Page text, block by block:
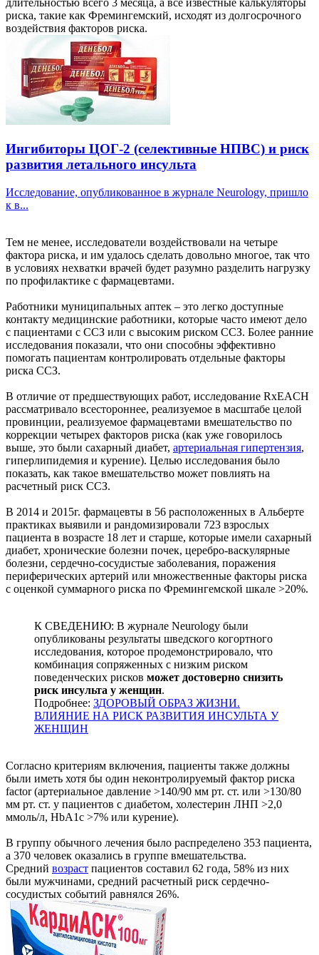
длительностью всего 3 месяца, а все известные калькуляторы
риска, такие как Фремингемский, исходят из долгосрочного
воздействия факторов риска.
Ингибиторы ЦОГ-2 (селективные НПВС) и риск
развития летального инсульта
Исследование, опубликованное в журнале Neurology, пришло
к в...
Тем не менее, исследователи воздействовали на четыре
фактора риска, и им удалось сделать довольно многое, так что
в условиях нехватки врачей будет разумно разделить нагрузку
по профилактике с фармацевтами.
Работники муниципальных аптек – это легко доступные
контакту медицинские работники, которые часто имеют дело
с пациентами с ССЗ или с высоким риском ССЗ. Более ранние
исследования показали, что они способны эффективно
помогать пациентам контролировать отдельные факторы
риска ССЗ.
В отличие от предшествующих работ, исследование RxEACH
рассматривало всестороннее, реализуемое в масштабе целой
провинции, реализуемое фармацевтами вмешательство по
коррекции четырех факторов риска (как уже говорилось
выше, это были сахарный диабет, артериальная гипертензия,
гиперлипидемия и курение). Целью исследования было
показать, как такое вмешательство может повлиять на
расчетный риск ССЗ.
В 2014 и 2015г. фармацевты в 56 расположенных в Альберте
практиках выявили и рандомизировали 723 взрослых
пациента в возрасте 18 лет и старше, которые имели сахарный
диабет, хронические болезни почек, церебро-васкулярные
болезни, сердечно-сосудистые заболевания, поражения
периферических артерий или множественные факторы риска
с оценкой суммарного риска по Фремингемской шкале >20%.
К СВЕДЕНИЮ: В журнале Neurology были
опубликованы результаты шведского когортного
исследования, которое продемонстрировало, что
комбинация сопряженных с низким риском
поведенческих рисков может достоверно снизить
риск инсульта у женщин.
Подробнее: ЗДОРОВЫЙ ОБРАЗ ЖИЗНИ.
ВЛИЯНИЕ НА РИСК РАЗВИТИЯ ИНСУЛЬТА У
ЖЕНЩИН
Согласно критериям включения, пациенты также должны
были иметь хотя бы один неконтролируемый фактор риска
factor (артериальное давление >140/90 мм рт. ст. или >130/80
мм рт. ст. у пациентов с диабетом, холестерин ЛНП >2,0
ммоль/л, HbA1c >7% или курение).
В группу обычного лечения было распределено 353 пациента,
а 370 человек оказались в группе вмешательства.
Средний возраст пациентов составил 62 года, 58% из них
были мужчинами, средний расчетный риск сердечно-
сосудистых событий равнялся 26%.